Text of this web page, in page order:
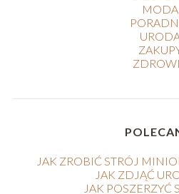
MODA
JAK ZROBIĆ STRÓJ
JAK ZDJĄĆ
JAK POSZERZYĆ